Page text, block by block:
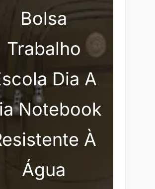
Bolsa
Trabalho
Dia A
Notebook
À
Água